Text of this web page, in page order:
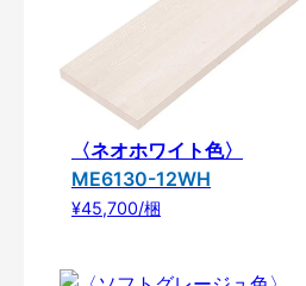
〈ネオホワイト色〉
ME6130-12WH
¥45,700/梱